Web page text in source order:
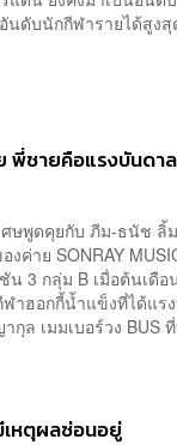
อันดับนักกีฬารายได้
พี่ชายคือแรงบันดา
เศษพูดคุยกับ ภีม-ธนัช
าย SONRAY
3 กลุ่ม B เมื่อต้นเดื
าฮอกกี้น้ำแข็งที่ได้แร
ล เมมเบอร์วง BUS
หตุผลซ่อนอยู่